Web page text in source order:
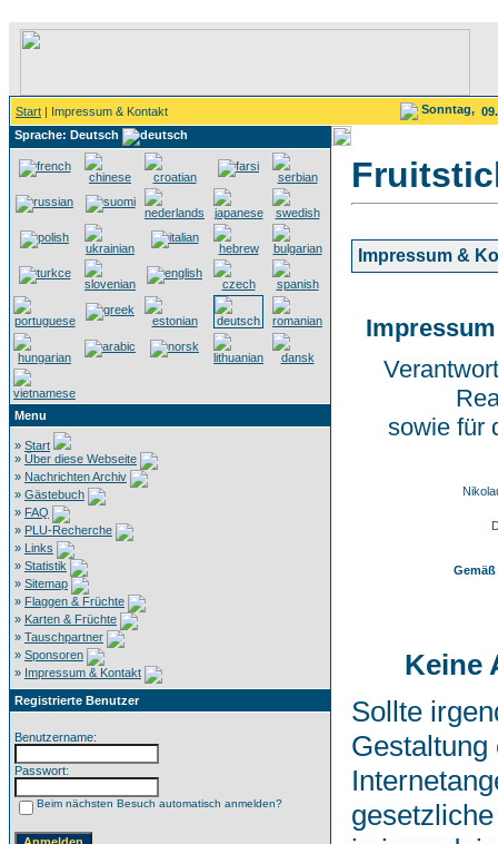
Start | Impressum & Kontakt Sonntag,
Sprache: Deutsch
Menu
» Start
» Über diese Webseite
» Nachrichten Archiv
» Gästebuch
» FAQ
» PLU-Recherche
» Links
» Statistik
» Sitemap
» Flaggen & Früchte
» Karten & Früchte
» Tauschpartner
» Sponsoren
» Impressum & Kontakt
Registrierte Benutzer
Benutzername:
Passwort:
Beim nächsten Besuch automatisch anmelden?
Impressum &
sowie für
Keine
Sollte
Gestaltung